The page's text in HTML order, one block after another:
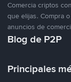
Comercia criptos
que elijas. Compra
anuncios de
Blog de P2P
Principales